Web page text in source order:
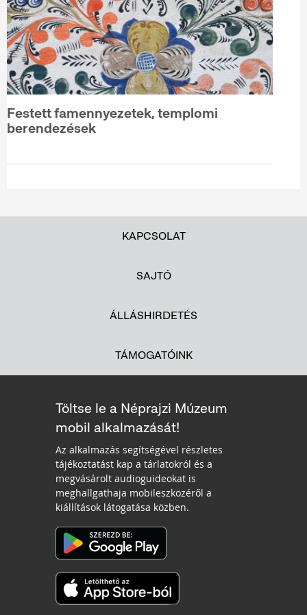
Festett famennyezetek, templomi
berendezések
KAPCSOLAT
SAJTÓ
ÁLLÁSHIRDETÉS
TÁMOGATÓINK
Töltse le a Néprajzi Múzeum
mobil alkalmazását!
Az alkalmazás segítségével részletes
tájékoztatást kap a tárlatokról és a
megvásárolt audioguideokat is
meghallgathaja mobileszközéről a
kiállítások látogatása közben.